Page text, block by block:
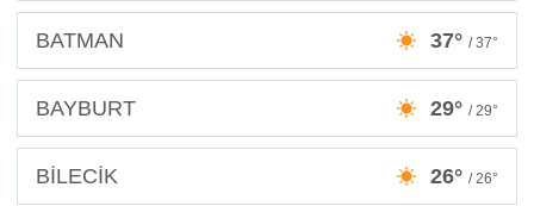
BATMAN 37° / 37°
BAYBURT 29° / 29°
BİLECİK 26° / 26°